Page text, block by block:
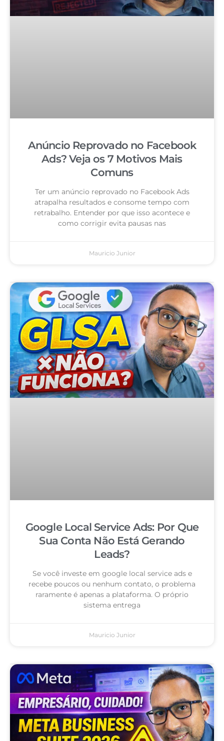
Anúncio Reprovado no Facebook
Ads? Veja os 7 Motivos Mais
Comuns
Ter um anúncio reprovado no Facebook Ads
atrapalha resultados e consome tempo com
retrabalho. Entender por que isso acontece e
como corrigir evita pausas nas
Mauricio Junior
Google Local Service Ads: Por Que
Sua Conta Não Está Gerando
Leads?
Se você investe em google local service ads e
recebe poucos ou nenhum contato, o problema
raramente é apenas a plataforma. O próprio
sistema entrega
Mauricio Junior